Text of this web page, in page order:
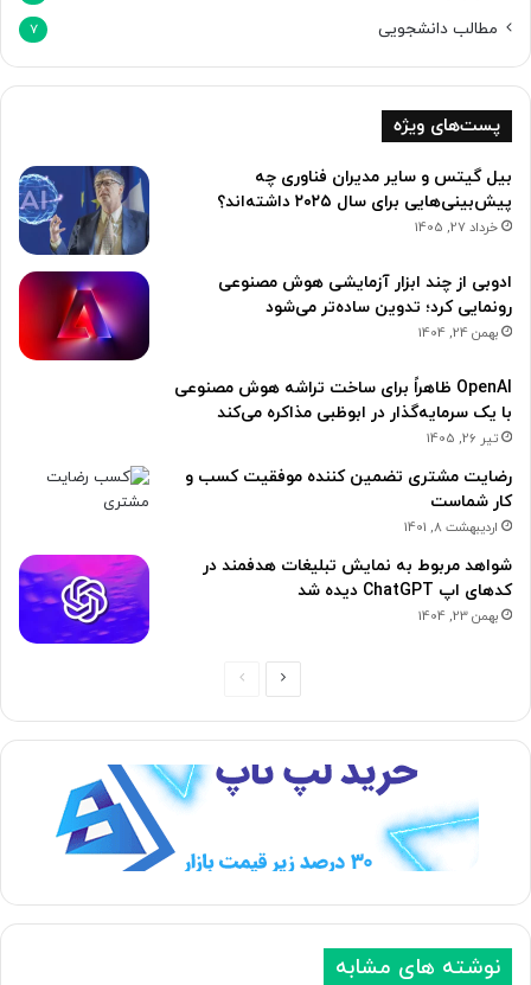
مطالب دانشجویی 7
پست‌های ویژه
بیل گیتس و سایر مدیران فناوری چه
پیش‌بینی‌هایی برای سال ۲۰۲۵ داشته‌اند؟
خرداد 27, 1405
ادوبی از چند ابزار آزمایشی هوش مصنوعی
رونمایی کرد؛ تدوین ساده‌تر می‌شود
بهمن 24, 1404
OpenAI ظاهراً برای ساخت تراشه هوش مصنوعی
با یک سرمایه‌گذار در ابوظبی مذاکره می‌کند
تیر 26, 1405
رضایت مشتری تضمین کننده موفقیت کسب و
کار شماست
اردیبهشت 8, 1401
شواهد مربوط به نمایش تبلیغات هدفمند در
کدهای اپ ChatGPT دیده شد
بهمن 23, 1404
ح
ه
ی
ح
ه
ی
نوشته های مشابه